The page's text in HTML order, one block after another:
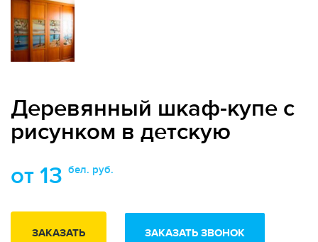
Деревянный шкаф-купе с
рисунком в детскую
от 13 бел. руб.
ЗАКАЗАТЬ ЗАКАЗАТЬ ЗВОНОК